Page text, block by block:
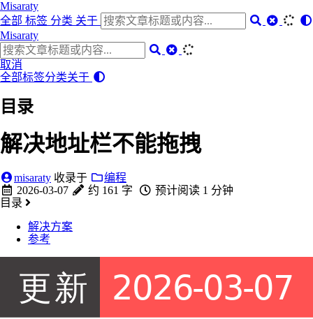
Misaraty
全部 标签 分类 关于
Misaraty
取消
全部标签分类关于
目录
解决地址栏不能拖拽
misaraty 收录于
编程
2026-03-07
约 161 字
预计阅读 1 分钟
目录
解决方案
参考